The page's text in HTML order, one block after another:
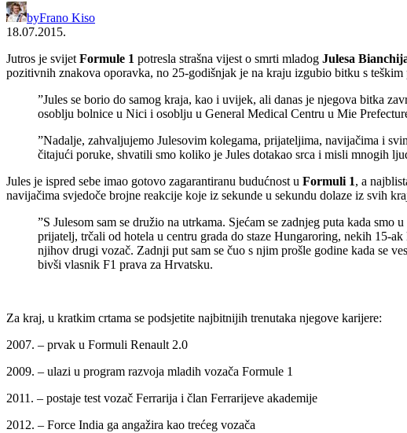
byFrano Kiso
18.07.2015.
Jutros je svijet Formule 1 potresla strašna vijest o smrti mladog Julesa
pozitivnih znakova oporavka, no 25-godišnjak je na kraju izgubio bitku s teškim
”Jules se borio do samog kraja, kao i uvijek, ali danas je njegova bitka
osoblju bolnice u Nici i osoblju u General Medical Centru u Mie
”Nadalje, zahvaljujemo Julesovim kolegama, prijateljima, navijačima i
čitajući poruke, shvatili smo koliko je Jules dotakao srca i misli mnogih
Jules je ispred sebe imao gotovo zagarantiranu budućnost u Formuli 1, a
navijačima svjedoče brojne reakcije koje iz sekunde u sekundu dolaze iz svih
”S Julesom sam se družio na utrkama. Sjećam se zadnjeg puta kada
prijatelj, trčali od hotela u centru grada do staze Hungaroring, nekih 15-
njihov drugi vozač. Zadnji put sam se čuo s njim prošle godine kada se
bivši vlasnik F1 prava za Hrvatsku.
Za kraj, u kratkim crtama se podsjetite najbitnijih trenutaka njegove karijere:
2007. – prvak u Formuli Renault 2.0
2009. – ulazi u program razvoja mladih vozača Formule 1
2011. – postaje test vozač Ferrarija i član Ferrarijeve akademije
2012. – Force India ga angažira kao trećeg vozača